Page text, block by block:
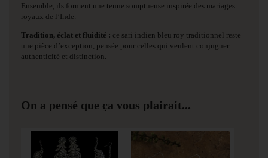
Ensemble, ils forment une tenue somptueuse inspirée des mariages
royaux de l’Inde.
Tradition, éclat et fluidité : ce sari indien bleu roy traditionnel reste
une pièce d’exception, pensée pour celles qui veulent conjuguer
authenticité et distinction.
On a pensé que ça vous plairait...